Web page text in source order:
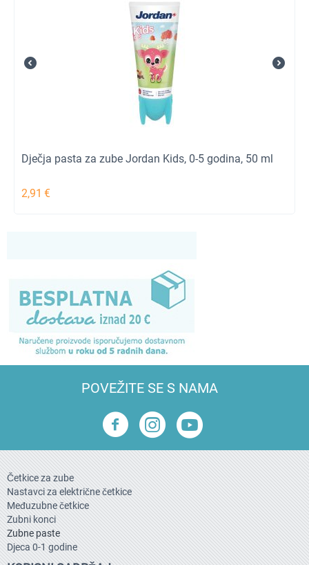
Dječja pasta za zube Jordan Kids, 0-5 godina, 50 ml
2,91 €
POVEŽITE SE S NAMA
Četkice za zube
Nastavci za električne četkice
Međuzubne četkice
Zubni konci
Zubne paste
Djeca 0-1 godine